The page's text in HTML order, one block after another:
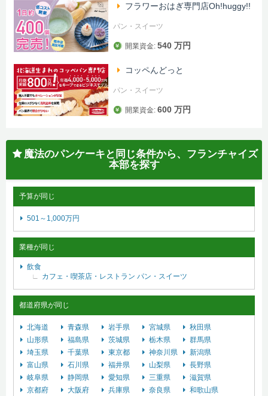
フラワーおはぎ専門店Oh!huggy!!
パン・スイーツ
開業資金: 540 万円
コッペんどっと
パン・スイーツ
開業資金: 600 万円
魔法のパンケーキと同じ条件から、フランチャイズ
本部を探す
予算が同じ
501～1,000万円
業種が同じ
飲食
カフェ・喫茶店・レストラン パン・スイーツ
都道府県が同じ
北海道 青森県 岩手県 宮城県
秋田県
山形県
福島県 茨城県 栃木県
群馬県
埼玉県
千葉県 東京都 神奈川県
新潟県
富山県
石川県 福井県 山梨県
長野県
岐阜県
静岡県 愛知県 三重県
滋賀県
京都府
大阪府 兵庫県 奈良県
和歌山県